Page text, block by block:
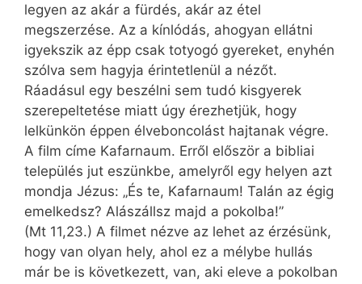
legyen az akár a fürdés, akár az étel
megszerzése. Az a kínlódás, ahogyan ellátni
igyekszik az épp csak totyogó gyereket, enyhén
szólva sem hagyja érintetlenül a nézőt.
Ráadásul egy beszélni sem tudó kisgyerek
szerepeltetése miatt úgy érezhetjük, hogy
lelkünkön éppen élveboncolást hajtanak végre.
A film címe Kafarnaum. Erről először a bibliai
település jut eszünkbe, amelyről egy helyen azt
mondja Jézus: „És te, Kafar­naum! Talán az égig
emelkedsz? Alászállsz majd a pokolba!”
(Mt 11,23.) A filmet nézve az lehet az érzésünk,
hogy van olyan hely, ahol ez a mélybe hullás
már be is következett, van, aki eleve a pokolban